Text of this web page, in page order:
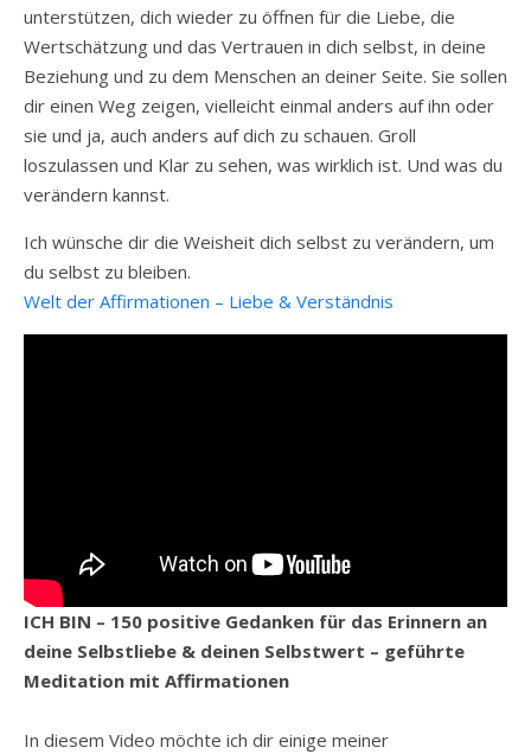
unterstützen, dich wieder zu öffnen für die Liebe, die
Wertschätzung und das Vertrauen in dich selbst, in deine
Beziehung und zu dem Menschen an deiner Seite. Sie sollen
dir einen Weg zeigen, vielleicht einmal anders auf ihn oder
sie und ja, auch anders auf dich zu schauen. Groll
loszulassen und Klar zu sehen, was wirklich ist. Und was du
verändern kannst.
Ich wünsche dir die Weisheit dich selbst zu verändern, um
du selbst zu bleiben.
Welt der Affirmationen – Liebe & Verständnis
ICH BIN – 150 positive Gedanken für das Erinnern an
deine Selbstliebe & deinen Selbstwert – geführte
Meditation mit Affirmationen
In diesem Video möchte ich dir einige meiner